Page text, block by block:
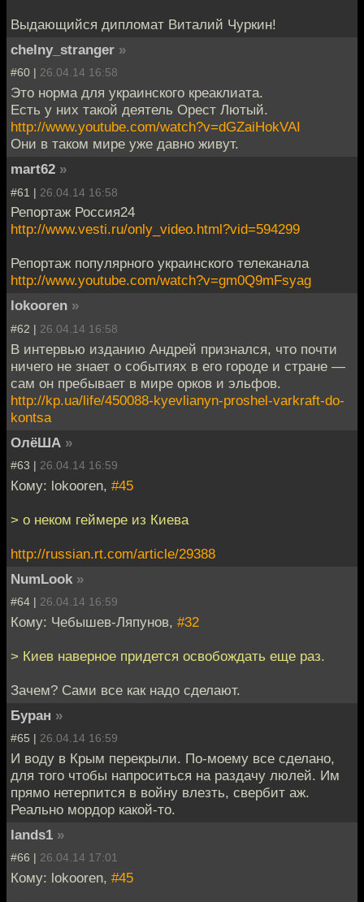
Выдающийся дипломат Виталий Чуркин!
chelny_stranger »
#60 | 26.04.14 16:58
Это норма для украинского креаклиата.
Есть у них такой деятель Орест Лютый.
http://www.youtube.com/watch?v=dGZaiHokVAI
Они в таком мире уже давно живут.
mart62 »
#61 | 26.04.14 16:58
Репортаж Россия24
http://www.vesti.ru/only_video.html?vid=594299
Репортаж популярного украинского телеканала
http://www.youtube.com/watch?v=gm0Q9mFsyag
lokooren »
#62 | 26.04.14 16:58
В интервью изданию Андрей признался, что почти
ничего не знает о событиях в его городе и стране —
сам он пребывает в мире орков и эльфов.
http://kp.ua/life/450088-kyevlianyn-proshel-varkraft-do-
kontsa
ОлёША »
#63 | 26.04.14 16:59
Кому: lokooren, #45
> о неком геймере из Киева
http://russian.rt.com/article/29388
NumLook »
#64 | 26.04.14 16:59
Кому: Чебышев-Ляпунов, #32
> Киев наверное придется освобождать еще раз.
Зачем? Сами все как надо сделают.
Буран »
#65 | 26.04.14 16:59
И воду в Крым перекрыли. По-моему все сделано,
для того чтобы напроситься на раздачу люлей. Им
прямо нетерпится в войну влезть, свербит аж.
Реально мордор какой-то.
lands1 »
#66 | 26.04.14 17:01
Кому: lokooren, #45